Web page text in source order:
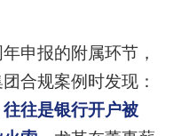
申报的附属环节，
合规案例时发现：
往是银行开户被